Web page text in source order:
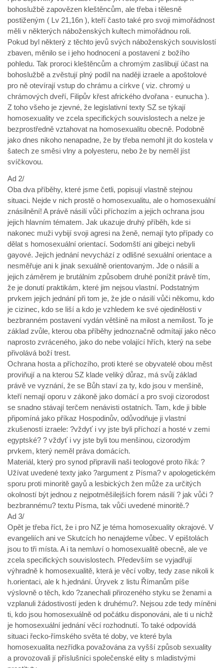
bohoslužbě zapovězen kleštěncům, ale třeba i tělesně
postiženým ( Lv 21,16n ), kteří často také pro svoji mimořádnost
měli v některých náboženských kultech mimořádnou roli.
Pokud byl některý z těchto jevů svých náboženských souvislostí
zbaven, měnilo se i jeho hodnocení a postavení z božího
pohledu. Tak proroci kleštěncům a chromým zaslibují účast na
bohoslužbě a zvěstují plný podíl na naději izraele a apoštolové
pro ně otevírají vstup do chrámu a církve ( viz. chromý u
chrámových dveří, Filipův křest afrického dvořana - eunucha ).
Z toho všeho je zjevné, že legislativní texty SZ se týkají
homosexuality ve zcela specifických souvislostech a nelze je
bezprostředně vztahovat na homosexualitu obecně. Podobně
jako dnes nikoho nenapadne, že by třeba nemohl jít do kostela v
šatech ze směsi vlny a polyesteru, nebo že by neměl jíst
svíčkovou.
Ad 2/
Oba dva příběhy, které jsme četli, popisují vlastně stejnou
situaci. Nejde v nich prostě o homosexualitu, ale o homosexuální
znásilnění! A právě násilí vůči příchozím a jejich ochrana jsou
jejich hlavním tématem. Jak ukazuje druhý příběh, kde si
nakonec muži vybijí svoji agresi na ženě, nemají tyto případy co
dělat s homosexuální orientací. Sodomští ani gibejci nebyli
gayové. Jejich jednání nevychází z odlišné sexuální orientace a
nesměřuje ani k jinak sexuálně orientovaným. Jde o násilí a
jejich záměrem je brutálním způsobem druhé ponížit právě tím,
že je donutí praktikám, které jim nejsou vlastní. Podstatným
prvkem jejich jednání při tom je, že jde o násilí vůči někomu, kdo
je cizinec, kdo se liší a kdo je vzhledem ke své ojedinělosti v
bezbranném postavení vydán většině na milost a nemilost. To je
základ zvůle, kterou oba příběhy jednoznačně odmítají jako něco
naprosto zvráceného, jako do nebe volající hřích, který na sebe
přivolává boží trest.
Ochrana hosta a příchozího, proti které se obyvatelé obou měst
proviňují a na kterou SZ klade veliký důraz, má svůj základ
právě ve vyznání, že se Bůh staví za ty, kdo jsou v menšině,
kteří nemají oporu v zákoně jako domácí a pro svoji cizorodost
se snadno stávají terčem nenávisti ostatních. Tam, kde ji bible
připomíná jako příkaz Hospodinův, odůvodňuje ji vlastní
zkušeností izraele: ?vždyť i vy jste byli příchozí a hosté v zemi
egyptské? ? vždyť i vy jste byli tou menšinou, cizorodým
prvkem, který neměl práva domácích.
Materiál, který pro synod připravili naši teologové proto říká: ?
Užívat uvedené texty jako ?argument z Písma? v apologetickém
sporu proti minoritě gayů a lesbických žen může za určitých
okolností být jednou z nejpotměšilejších forem násilí ? jak vůči ?
bezbrannému? textu Písma, tak vůči uvedené minoritě.?
Ad 3/
Opět je třeba říct, že i pro NZ je téma homosexuality okrajové. V
evangeliích ani ve Skutcích ho nenajdeme vůbec. V epištolách
jsou to tři místa. A i ta nemluví o homosexualitě obecně, ale ve
zcela specifických souvislostech. Především se vyjadřují
výhradně k homosexualitě, která je věcí volby, tedy zase nikoli k
h.orientaci, ale k h.jednání. Úryvek z listu Římanům píše
výslovně o těch, kdo ?zanechali přirozeného styku se ženami a
vzplanuli žádostivostí jeden k druhému?. Nejsou zde tedy míněni
ti, kdo jsou homosexuálně od počátku disponováni, ale ti u nichž
je homosexuální jednání věcí rozhodnutí. To také odpovídá
situaci řecko-římského světa té doby, ve které byla
homosexualita nezřídka považována za vyšší způsob sexuality
a provozovali jí příslušníci společenské elity s mladistvými